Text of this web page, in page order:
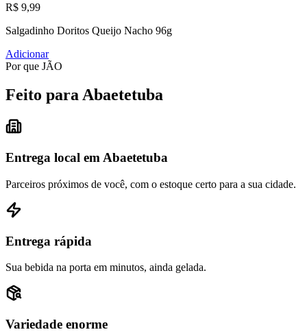
R$ 9,99
Salgadinho Doritos Queijo Nacho 96g
Adicionar
Por que JÃO
Feito para Abaetetuba
Entrega local em Abaetetuba
Parceiros próximos de você, com o estoque certo para a sua cidade.
Entrega rápida
Sua bebida na porta em minutos, ainda gelada.
Variedade enorme